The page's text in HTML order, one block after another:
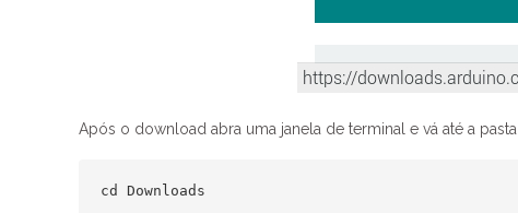
Após o download abra uma janela de terminal e vá até a pasta
cd Downloads